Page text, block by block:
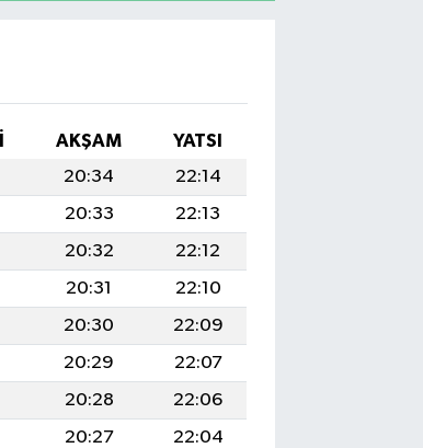
AKŞAM
YATSI
20:34
22:14
20:33
22:13
20:32
22:12
20:31
22:10
20:30
22:09
20:29
22:07
20:28
22:06
20:27
22:04